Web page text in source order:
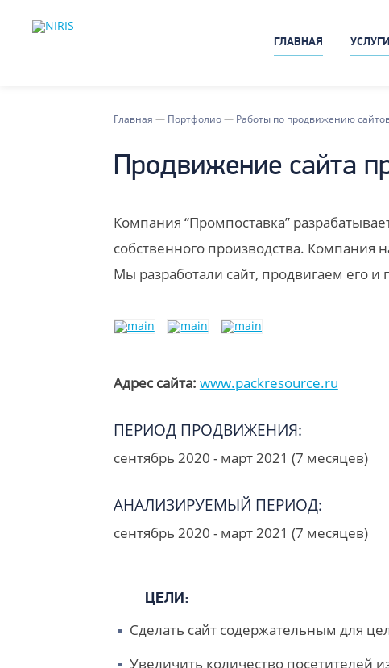
ГЛАВНАЯ
Главная — Портфолио— Работы по продвижению
Продвижение сайта
Компания “Промпоставка”
собственного производства. Компания
Мы разработали сайт, продвигаем его
Адрес сайта: www.packresource.ru
ПЕРИОД ПРОДВИЖЕНИЯ:
сентябрь 2020 - март 2021 (7 месяцев)
АНАЛИЗИРУЕМЫЙ ПЕРИОД:
сентябрь 2020 - март 2021 (7 месяцев)
ЦЕЛИ:
Сделать сайт содержательным для
Увеличить количество посетителей